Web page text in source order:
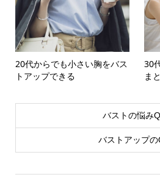
20代からでも小さい胸をバス
トアップできる
30
ま
バストの悩み
バストアップの